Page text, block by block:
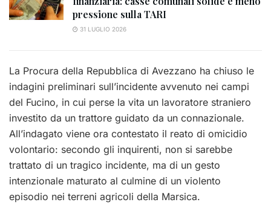
pressione sulla TARI
31 LUGLIO 2026
La Procura della Repubblica di Avezzano ha chiuso le
indagini preliminari sull’incidente avvenuto nei campi
del Fucino, in cui perse la vita un lavoratore straniero
investito da un trattore guidato da un connazionale.
All’indagato viene ora contestato il reato di omicidio
volontario: secondo gli inquirenti, non si sarebbe
trattato di un tragico incidente, ma di un gesto
intenzionale maturato al culmine di un violento
episodio nei terreni agricoli della Marsica.